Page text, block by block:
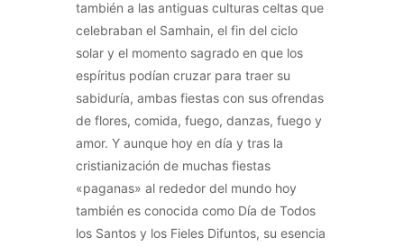
también a las antiguas culturas celtas que
celebraban el Samhain, el fin del ciclo
solar y el momento sagrado en que los
espíritus podían cruzar para traer su
sabiduría, ambas fiestas con sus ofrendas
de flores, comida, fuego, danzas, fuego y
amor. Y aunque hoy en día y tras la
cristianización de muchas fiestas
«paganas» al rededor del mundo hoy
también es conocida como Día de Todos
los Santos y los Fieles Difuntos, su esencia